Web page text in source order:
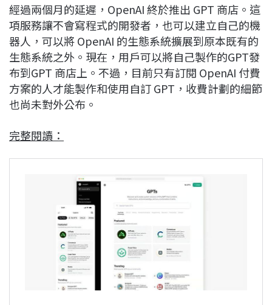
經過兩個月的延遲，OpenAI 終於推出 GPT 商店。這
項服務讓不會寫程式的開發者，也可以建立自己的機
器人，可以將 OpenAI 的生態系統擴展到原本既有的
生態系統之外。現在，用戶可以將自己製作的GPT發
布到GPT 商店上。不過，目前只有訂閱 OpenAI 付費
方案的人才能製作和使用自訂 GPT，收費計劃的細節
也尚未對外公布。
完整閱讀：